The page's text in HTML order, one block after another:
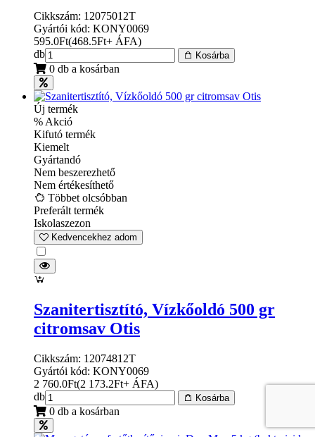
Cikkszám: 12075012T
Gyártói kód: KONY0069
595.0Ft(468.5Ft+ ÁFA)
db
Kosárba
0 db a kosárban
Új termék
% Akció
Kifutó termék
Kiemelt
Gyártandó
Nem beszerezhető
Nem értékesíthető
Többet olcsóbban
Preferált termék
Iskolaszezon
Kedvencekhez adom
Szanitertisztító, Vízkőoldó 500 gr
citromsav Otis
Cikkszám: 12074812T
Gyártói kód: KONY0069
2 760.0Ft(2 173.2Ft+ ÁFA)
db
Kosárba
0 db a kosárban